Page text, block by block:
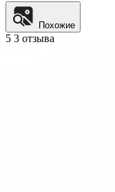
Похожие
5 3 отзыва